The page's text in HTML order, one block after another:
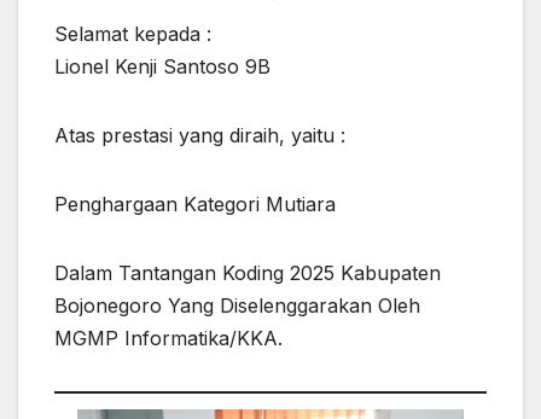
Selamat kepada :
Lionel Kenji Santoso 9B
Atas prestasi yang diraih, yaitu :
Penghargaan Kategori Mutiara
Dalam Tantangan Koding 2025 Kabupaten
Bojonegoro Yang Diselenggarakan Oleh
MGMP Informatika/KKA.